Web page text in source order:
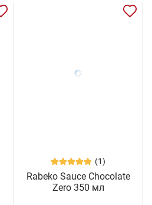
(1)
Rabeko Sauce Chocolate
Zero 350 мл